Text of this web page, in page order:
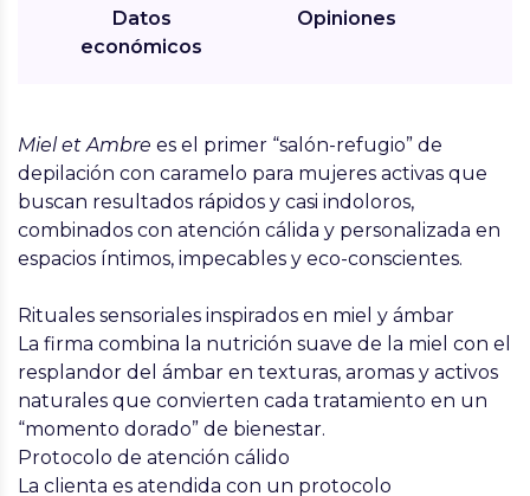
Datos
económicos
Opiniones
Miel et Ambre es el primer “salón-refugio” de
depilación con caramelo para mujeres activas que
buscan resultados rápidos y casi indoloros,
combinados con atención cálida y personalizada en
espacios íntimos, impecables y eco-conscientes.
Rituales sensoriales inspirados en miel y ámbar
La firma combina la nutrición suave de la miel con el
resplandor del ámbar en texturas, aromas y activos
naturales que convierten cada tratamiento en un
“momento dorado” de bienestar.
Protocolo de atención cálido
La clienta es atendida con un protocolo